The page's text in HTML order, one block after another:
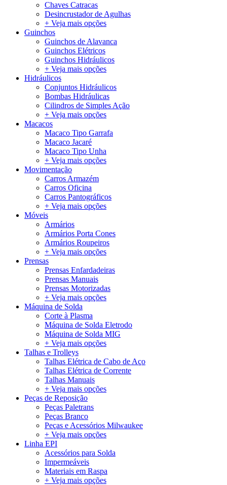
Chaves Catracas
Desincrustador de Agulhas
+ Veja mais opções
Guinchos
Guinchos de Alavanca
Guinchos Elétricos
Guinchos Hidráulicos
+ Veja mais opções
Hidráulicos
Conjuntos Hidráulicos
Bombas Hidráulicas
Cilindros de Simples Ação
+ Veja mais opções
Macacos
Macaco Tipo Garrafa
Macaco Jacaré
Macaco Tipo Unha
+ Veja mais opções
Movimentação
Carros Armazém
Carros Oficina
Carros Pantográficos
+ Veja mais opções
Móveis
Armários
Armários Porta Cones
Armários Roupeiros
+ Veja mais opções
Prensas
Prensas Enfardadeiras
Prensas Manuais
Prensas Motorizadas
+ Veja mais opções
Máquina de Solda
Corte à Plasma
Máquina de Solda Eletrodo
Máquina de Solda MIG
+ Veja mais opções
Talhas e Trolleys
Talhas Elétrica de Cabo de Aço
Talhas Elétrica de Corrente
Talhas Manuais
+ Veja mais opções
Peças de Reposição
Peças Paletrans
Peças Branco
Peças e Acessórios Milwaukee
+ Veja mais opções
Linha EPI
Acessórios para Solda
Impermeáveis
Materiais em Raspa
+ Veja mais opções